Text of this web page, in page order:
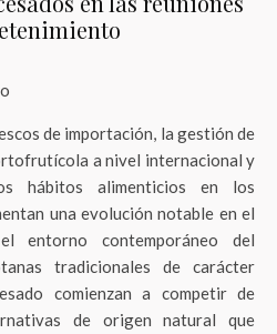
de importación, la gestión de
a nivel internacional y
hábitos alimenticios en los
una evolución notable en el
entorno contemporáneo del
tradicionales de carácter
comienzan a competir de
de origen natural que